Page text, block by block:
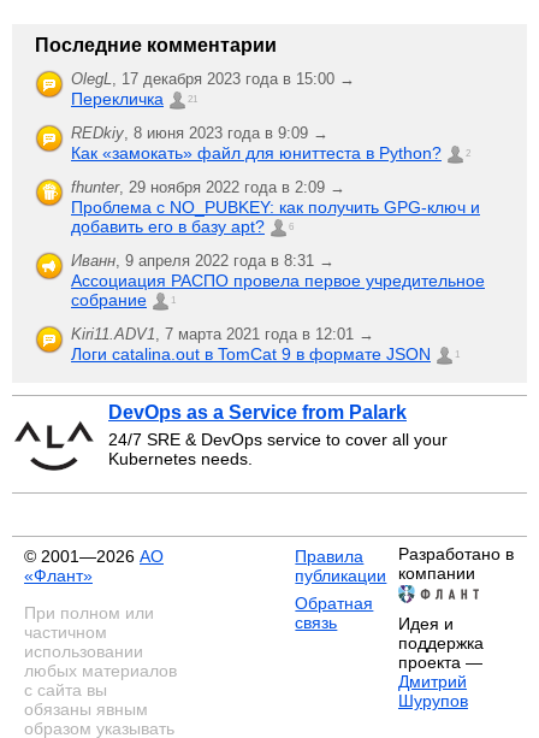
Последние комментарии
OlegL, 17 декабря 2023 года в 15:00 →
Перекличка 21
REDkiy, 8 июня 2023 года в 9:09 →
Как «замокать» файл для юниттеста в Python? 2
fhunter, 29 ноября 2022 года в 2:09 →
Проблема с NO_PUBKEY: как получить GPG-ключ и
добавить его в базу apt?
6
Иванн, 9 апреля 2022 года в 8:31 →
Ассоциация РАСПО провела первое учредительное
собрание
1
Kiri11.ADV1, 7 марта 2021 года в 12:01 →
Логи catalina.out в TomCat 9 в формате JSON 1
DevOps as a Service from Palark
24/7 SRE & DevOps service to cover all your
Kubernetes needs.
© 2001—2026 АО
«Флант»
При полном или
частичном
использовании
любых материалов
с сайта вы
обязаны явным
образом указывать
Правила
публикации
Обратная
связь
Разработано в
компании
Идея и
поддержка
проекта —
Дмитрий
Шурупов